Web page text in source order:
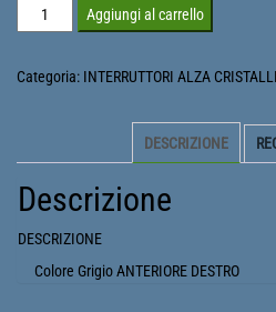
INTERRUTTORE
ALZACRISTALLI
ANTERIORE
Aggiungi al carrello
Categoria: INTERRUTTORI ALZA CRISTALLI
DESCRIZIONE
Descrizione
DESCRIZIONE
Colore Grigio ANTERIORE DESTRO